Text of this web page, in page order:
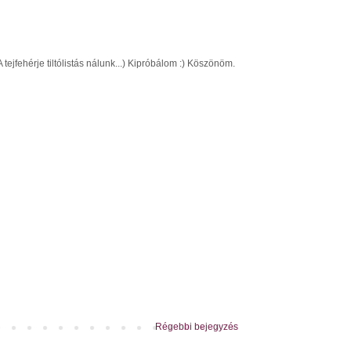
tiltólistás nálunk...) Kipróbálom :) Köszönöm.
Régebbi bejegyzés